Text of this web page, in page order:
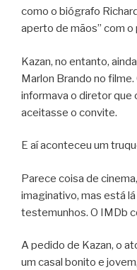
como o biógrafo
aperto de mãos” com
Kazan, no entanto,
Marlon Brando no
informava o diretor que
aceitasse o convite.
E aí aconteceu um
Parece coisa de
imaginativo, mas está
testemunhos. O IMDb
A pedido de Kazan, o
um casal bonito e